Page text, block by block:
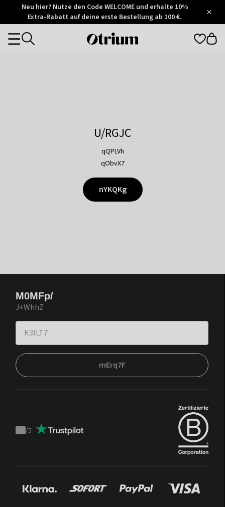
Otrium
Trustpilot
Neu hier? Nutze den Code WELCOME und erhalte 10%
Extra-Rabatt auf deine erste Bestellung ab 100 €.
Otrium
Categories
U/RGJC
qQPLVh
qObvX7
nYKQKg
M0MFp/
J+WhhZ
mErq7F
Trustpilot
/5